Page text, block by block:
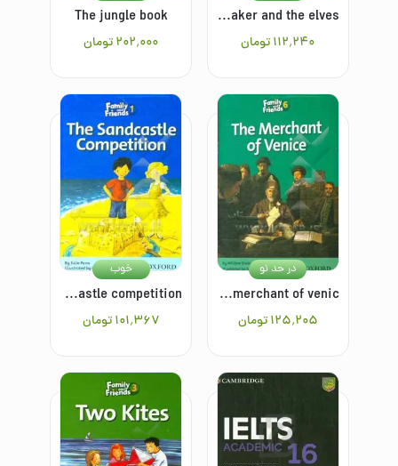
The shoemaker and the elves
۱۱۲٬۲۴۰تومان
The jungle book
۲۰۲٬۰۰۰تومان
The merchant of venic
۱۲۵٬۲۰۵ تومان
در حد نو
The sandcastle competition
۱۰۱٬۳۶۷ تومان
خوب